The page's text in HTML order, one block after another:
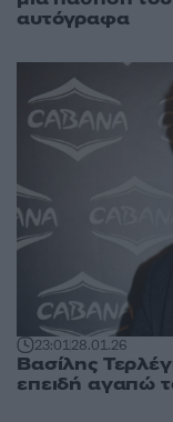
αυτόγραφα
23:0128.01.26
Βασίλης
επειδή αγαπώ